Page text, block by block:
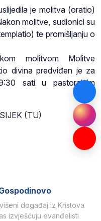
je molitva (oratio)
molitve, sudionici su
te promišljanju o
molitvom Molitve
divina predviđen je za
sati u pastoralnim
(TU)
događaj iz Kristova
izvješćuju evanđelisti